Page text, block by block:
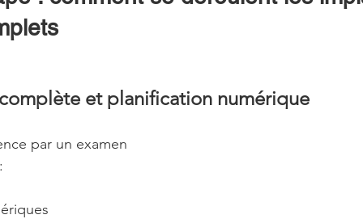
et planification numérique
par un examen